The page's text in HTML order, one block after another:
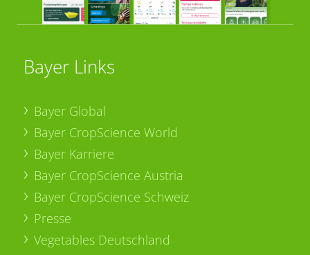
Bayer Links
Bayer Global
Bayer CropScience World
Bayer Karriere
Bayer CropScience Austria
Bayer CropScience Schweiz
Presse
Vegetables Deutschland